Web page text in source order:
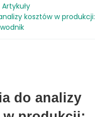
Artykuły
kosztów w produkcji:
do analizy